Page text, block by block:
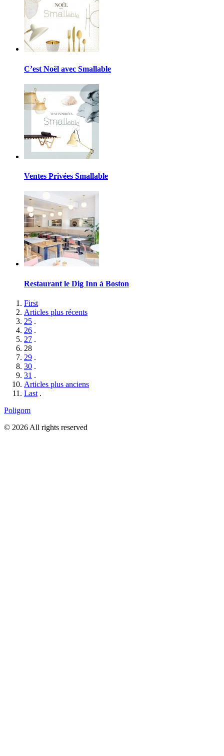
C’est Noël avec Smallable
Ventes Privées Smallable
Restaurant le Dig Inn à Boston
First
Articles plus récents
25 .
26 .
27 .
28
29 .
30 .
31 .
Articles plus anciens
Last .
Poligom
© 2026 All rights reserved